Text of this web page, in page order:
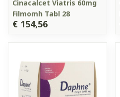
Cinacalcet Viatris 60mg
Filmomh Tabl 28
€ 154,56